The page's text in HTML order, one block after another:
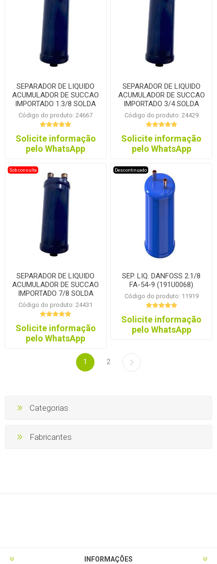
SEPARADOR DE LIQUIDO
ACUMULADOR DE SUCCAO
IMPORTADO 1.3/8 SOLDA
Código do produto: 24667
Solicite informação
pelo WhatsApp
SEPARADOR DE LIQUIDO
ACUMULADOR DE SUCCAO
IMPORTADO 3/4 SOLDA
Código do produto: 24429
Solicite informação
pelo WhatsApp
Sob consulta
SEPARADOR DE LIQUIDO
ACUMULADOR DE SUCCAO
IMPORTADO 7/8 SOLDA
Código do produto: 24431
Solicite informação
pelo WhatsApp
Descontinuado
SEP. LIQ. DANFOSS 2.1/8
FA-54-9 (191U0068)
Código do produto: 11919
Solicite informação
pelo WhatsApp
1 2
Categorias
Fabricantes
INFORMAÇÕES